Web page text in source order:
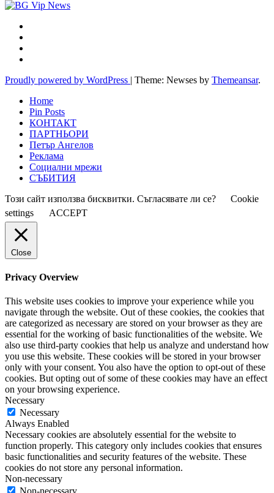
Proudly powered by WordPress | Theme: Newses by Themeansar.
Home
Pin Posts
КОНТАКТ
ПАРТНЬОРИ
Петър Ангелов
Реклама
Социални мрежи
СЪБИТИЯ
Този сайт използва бисквитки. Съгласявате ли се?
Cookie
settings
ACCEPT
Close
Privacy Overview
This website uses cookies to improve your experience while you
navigate through the website. Out of these cookies, the cookies that
are categorized as necessary are stored on your browser as they are
essential for the working of basic functionalities of the website. We
also use third-party cookies that help us analyze and understand how
you use this website. These cookies will be stored in your browser
only with your consent. You also have the option to opt-out of these
cookies. But opting out of some of these cookies may have an effect
on your browsing experience.
Necessary
Necessary
Always Enabled
Necessary cookies are absolutely essential for the website to
function properly. This category only includes cookies that ensures
basic functionalities and security features of the website. These
cookies do not store any personal information.
Non-necessary